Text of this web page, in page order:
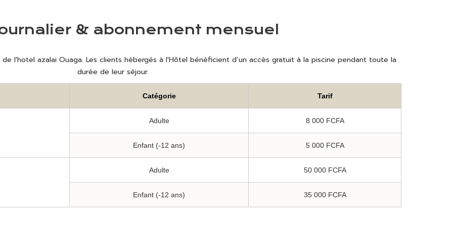
& abonnement mensuel
l'hotel azalai Ouaga. Les clients hébergés à l'Hôtel bénéficient d’un accès gratuit à la piscine pendant toute la
durée de leur séjour.
Catégorie Tarif
Adulte 8 000 FCFA
Enfant (-12 ans) 5 000 FCFA
Adulte 50 000 FCFA
Enfant (-12 ans) 35 000 FCFA